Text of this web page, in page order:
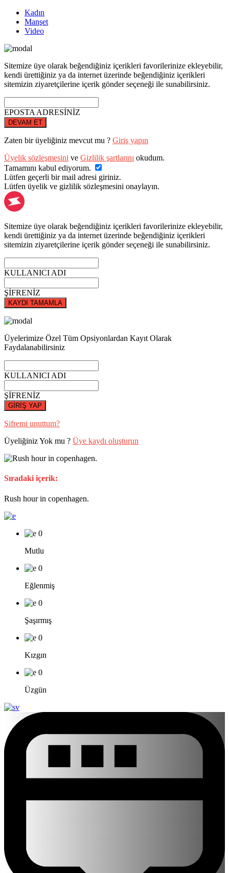
Kadın
Manşet
Video
Sitemize üye olarak beğendiğiniz içerikleri favorilerinize ekleyebilir,
kendi ürettiğiniz ya da internet üzerinde beğendiğiniz içerikleri
sitemizin ziyaretçilerine içerik gönder seçeneği ile sunabilirsiniz.
EPOSTA ADRESİNİZ
DEVAM ET
Zaten bir üyeliğiniz mevcut mu ? Giriş yapın
Üyelik sözleşmesini ve Gizlilik şartlarını okudum.
Tamamını kabul ediyorum.
Lütfen geçerli bir mail adresi giriniz.
Lütfen üyelik ve gizlilik sözleşmesini onaylayın.
Sitemize üye olarak beğendiğiniz içerikleri favorilerinize ekleyebilir,
kendi ürettiğiniz ya da internet üzerinde beğendiğiniz içerikleri
sitemizin ziyaretçilerine içerik gönder seçeneği ile sunabilirsiniz.
KULLANICI ADI
ŞİFRENİZ
KAYDI TAMAMLA
Üyelerimize Özel Tüm Opsiyonlardan Kayıt Olarak
Faydalanabilirsiniz
KULLANICI ADI
ŞİFRENİZ
GİRİŞ YAP
Şifremi unuttum?
Üyeliğiniz Yok mu ? Üye kaydı oluşturun
Sıradaki içerik:
Rush hour in copenhagen.
0
Mutlu
0
Eğlenmiş
0
Şaşırmış
0
Kızgın
0
Üzgün